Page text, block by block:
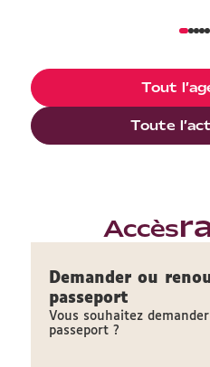
Tout
Toute
Accès
Demander ou
passeport
Vous souhaitez
passeport ?